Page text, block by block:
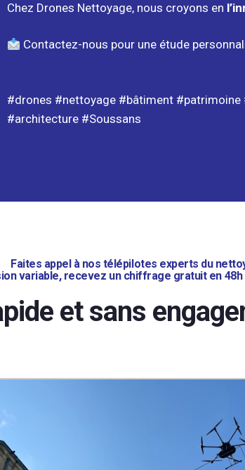
Chez Drones Nettoyage, nous croyons en
Contactez-nous pour une étude
#drones #nettoyage #bâtiment
#architecture #Soussans
Faites appel à nos télépilotes experts du
variable, recevez un chiffrage gratuit en
et sans